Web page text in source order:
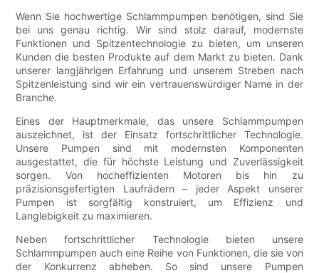
Wenn Sie hochwertige Schlammpumpen benötigen, sind Sie
bei uns genau richtig. Wir sind stolz darauf, modernste
Funktionen und Spitzentechnologie zu bieten, um unseren
Kunden die besten Produkte auf dem Markt zu bieten. Dank
unserer langjährigen Erfahrung und unserem Streben nach
Spitzenleistung sind wir ein vertrauenswürdiger Name in der
Branche.
Eines der Hauptmerkmale, das unsere Schlammpumpen
auszeichnet, ist der Einsatz fortschrittlicher Technologie.
Unsere Pumpen sind mit modernsten Komponenten
ausgestattet, die für höchste Leistung und Zuverlässigkeit
sorgen. Von hocheffizienten Motoren bis hin zu
präzisionsgefertigten Laufrädern – jeder Aspekt unserer
Pumpen ist sorgfältig konstruiert, um Effizienz und
Langlebigkeit zu maximieren.
Neben fortschrittlicher Technologie bieten unsere
Schlammpumpen auch eine Reihe von Funktionen, die sie von
der Konkurrenz abheben. So sind unsere Pumpen